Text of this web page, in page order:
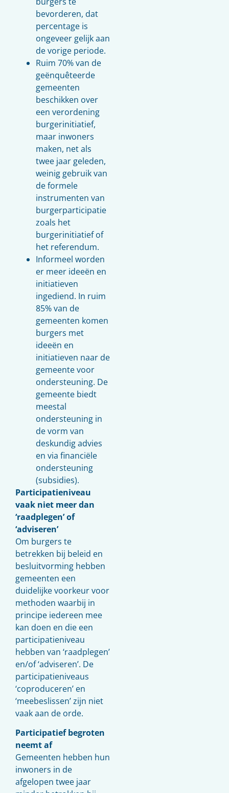
bevorderen, dat
percentage is
ongeveer gelijk aan
de vorige periode.
Ruim 70% van de
geënquêteerde
gemeenten
beschikken over
een verordening
burgerinitiatief,
maar inwoners
maken, net als
twee jaar geleden,
weinig gebruik van
de formele
instrumenten van
burgerparticipatie
zoals het
burgerinitiatief of
het referendum.
Informeel worden
er meer ideeën en
initiatieven
ingediend. In ruim
85% van de
gemeenten komen
burgers met
ideeën en
initiatieven naar de
gemeente voor
ondersteuning. De
gemeente biedt
meestal
ondersteuning in
de vorm van
deskundig advies
en via financiële
ondersteuning
(subsidies).
Participatieniveau
vaak niet meer dan
‘raadplegen’ of
‘adviseren’
Om burgers te
betrekken bij beleid en
besluitvorming hebben
gemeenten een
duidelijke voorkeur voor
methoden waarbij in
principe iedereen mee
kan doen en die een
participatieniveau
hebben van ‘raadplegen’
en/of ‘adviseren’. De
participatieniveaus
‘coproduceren’ en
‘meebeslissen’ zijn niet
vaak aan de orde.
Participatief begroten
neemt af
Gemeenten hebben hun
inwoners in de
afgelopen twee jaar